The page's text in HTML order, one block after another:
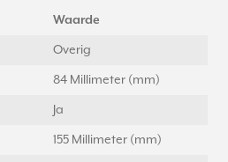
Waarde
Overig
84 Millimeter (mm)
Ja
155 Millimeter (mm)